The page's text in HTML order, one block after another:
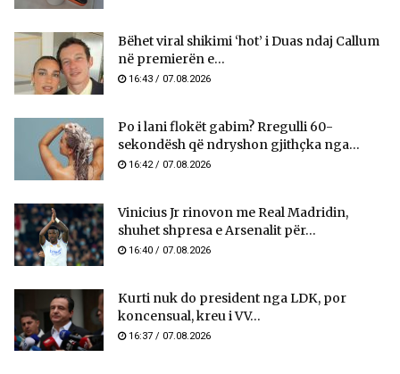
Bëhet viral shikimi ‘hot’ i Duas ndaj Callum
në premierën e...
16:43 / 07.08.2026
Po i lani flokët gabim? Rregulli 60-
sekondësh që ndryshon gjithçka nga...
16:42 / 07.08.2026
Vinicius Jr rinovon me Real Madridin,
shuhet shpresa e Arsenalit për...
16:40 / 07.08.2026
Kurti nuk do president nga LDK, por
koncensual, kreu i VV...
16:37 / 07.08.2026